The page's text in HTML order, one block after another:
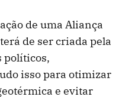
de uma Aliança
de ser criada pela
políticos,
isso para otimizar
e evitar